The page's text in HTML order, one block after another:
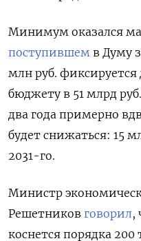
Минимум оказался
поступившем в Думу
млн руб. фиксируется
бюджету в 51 млрд
два года примерно
будет снижаться: 15
2031-го.
Министр
Решетников говорил,
коснется порядка